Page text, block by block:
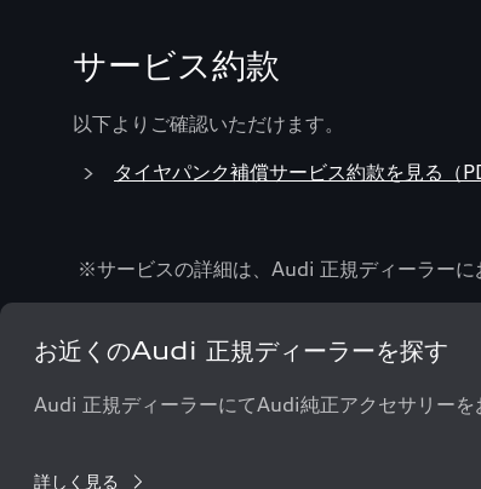
サービス約款
以下よりご確認いただけます。
タイヤパンク補償サービス約款を見る（
※サービスの詳細は、Audi 正規ディーラーに
お近くのAudi 正規ディーラーを探す
Audi 正規ディーラーにてAudi純正アクセサリーを
詳しく見る